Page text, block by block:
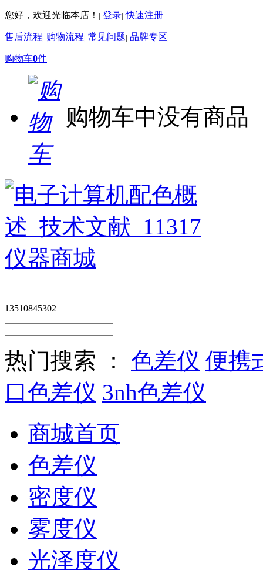
您好，欢迎光临本店！ | 登录| 快速注册
售后流程| 购物流程| 常见问题| 品牌专区|
购物车0件
购物车中没有商品
13510845302
热门搜索 ： 色差仪 便携
口色差仪 3nh色差仪
商城首页
色差仪
密度仪
雾度仪
光泽度仪